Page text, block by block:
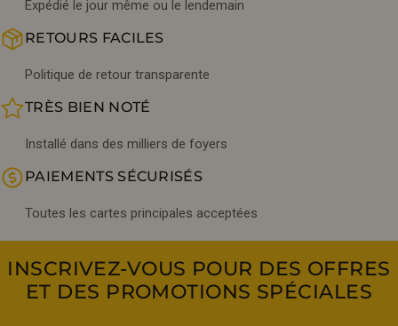
Expédié le jour même ou le lendemain
RETOURS FACILES
Politique de retour transparente
TRÈS BIEN NOTÉ
Installé dans des milliers de foyers
PAIEMENTS SÉCURISÉS
Toutes les cartes principales acceptées
INSCRIVEZ-VOUS POUR DES OFFRES
ET DES PROMOTIONS SPÉCIALES